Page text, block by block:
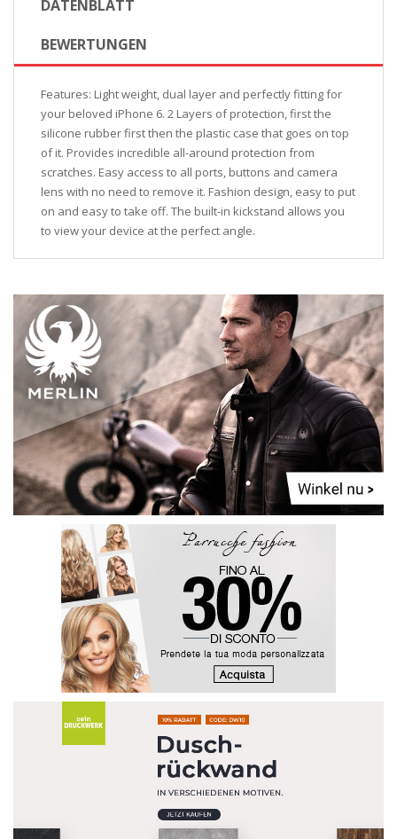
DATENBLATT
BEWERTUNGEN
Features: Light weight, dual layer and perfectly fitting for
your beloved iPhone 6. 2 Layers of protection, first the
silicone rubber first then the plastic case that goes on top
of it. Provides incredible all-around protection from
scratches. Easy access to all ports, buttons and camera
lens with no need to remove it. Fashion design, easy to put
on and easy to take off. The built-in kickstand allows you
to view your device at the perfect angle.